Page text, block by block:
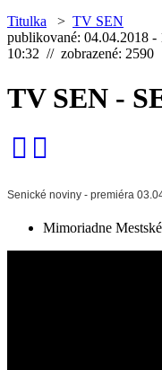
Titulka > TV SEN
publikované: 04.04.2018
10:32 // zobrazené: 2590
TV SEN -
Senické noviny - premiéra
Mimoriadne